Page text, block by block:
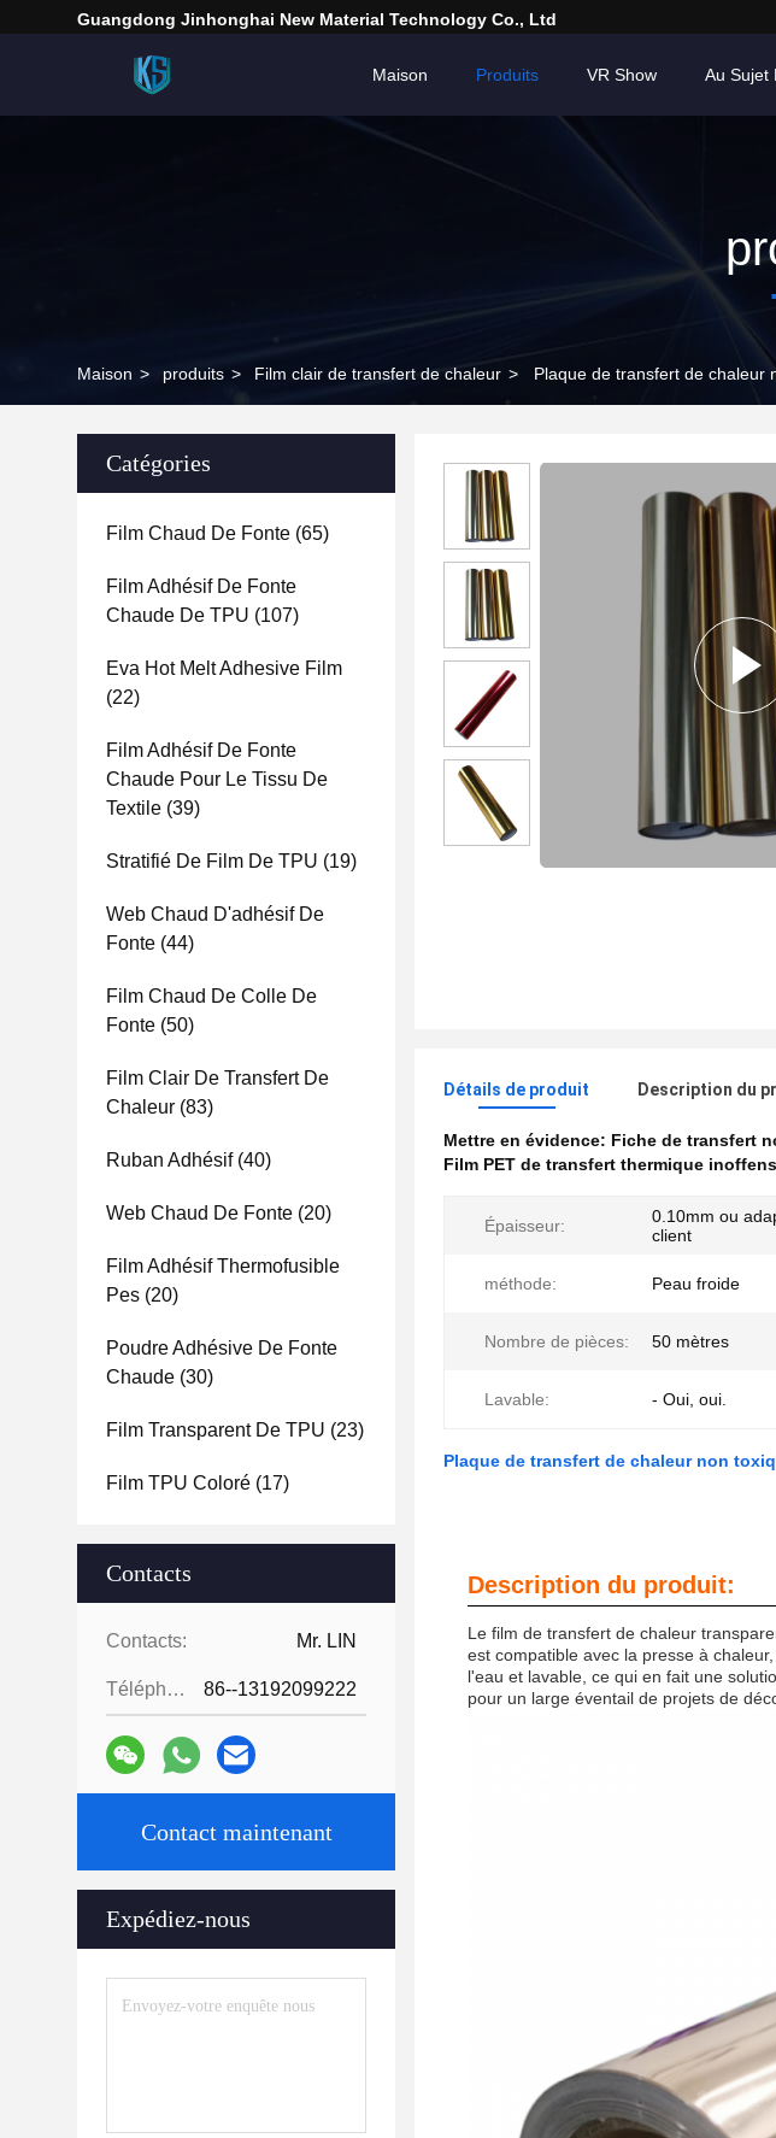
Guangdong Jinhonghai New Material Technology Co., Ltd
Maison Produits VR Show Au Sujet
Maison > produits > Film clair de transfert de chaleur > Plaque de transfert de chaleur
Catégories
Film Chaud De Fonte (65)
Film Adhésif De Fonte
Chaude De TPU (107)
Eva Hot Melt Adhesive Film
(22)
Film Adhésif De Fonte
Chaude Pour Le Tissu De
Textile (39)
Stratifié De Film De TPU (19)
Web Chaud D'adhésif De
Fonte (44)
Film Chaud De Colle De
Fonte (50)
Film Clair De Transfert De
Chaleur (83)
Ruban Adhésif(40)
Web Chaud De Fonte (20)
Film Adhésif Thermofusible
Pes (20)
Poudre Adhésive De Fonte
Chaude (30)
Film Transparent De TPU (23)
Film TPU Coloré (17)
Contacts
Contacts: Mr. LIN
Téléphone: 86--13192099222
Contact maintenant
Expédiez-nous
Détails de produit Description du
Mettre en évidence: Fiche de transfert
Film PET de transfert thermique
Épaisseur:
0.10mm ou
client
méthode: Peau froide
Nombre de pièces: 50 mètres
Lavable: - Oui, oui.
Plaque de transfert de chaleur non
Description du produit:
Le film de transfert de chaleur
est compatible avec la presse à
l'eau et lavable, ce qui en fait une
pour un large éventail de projets de